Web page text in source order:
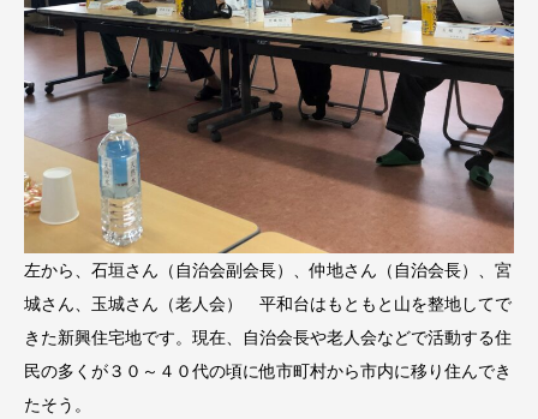
左から、石垣さん（自治会副会長）、仲地さん（自治会長）、宮
城さん、玉城さん（老人会） 平和台はもともと山を整地してで
きた新興住宅地です。現在、自治会長や老人会などで活動する住
民の多くが３０～４０代の頃に他市町村から市内に移り住んでき
たそう。